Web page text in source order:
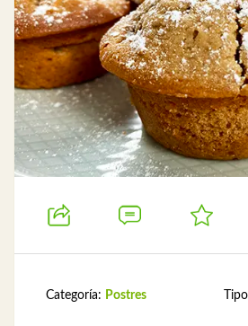
Categoría: Postres